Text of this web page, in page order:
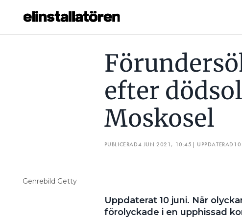
Hantera prenumeration
efter
Moskosel
PUBLICERAD4 JUN 2021, 10:45 | UPPDATERAD
Genrebild Getty
Uppdaterat 10 juni. När
förolyckade i en upphissad
FÖRUNDERSÖKNING INLEDD EFTER DÖDSOLYCKAN I MOSKOSEL